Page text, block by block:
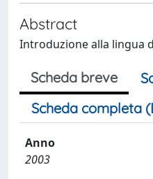
Abstract
Introduzione alla lingua
Scheda breve
Scheda completa
Anno
2003